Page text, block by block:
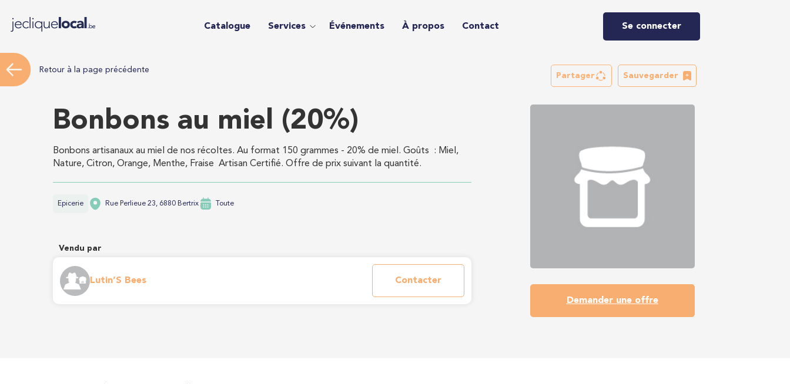
Catalogue Services Événements À propos Contact Se connecter
Retour à la page précédente
Partager Sauvegarder
Bonbons au miel (20%)
Bonbons artisanaux au miel de nos récoltes. Au format 150 grammes - 20% de miel. Goûts : Miel,
Nature, Citron, Orange, Menthe, Fraise Artisan Certifié. Offre de prix suivant la quantité.
Epicerie Rue Perlieue 23, 6880 Bertrix Toute
Vendu par
Lutin’S Bees Contacter
Demander une offre